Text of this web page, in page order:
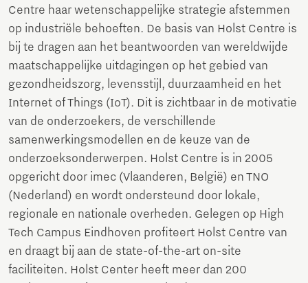
Centre haar wetenschappelijke strategie afstemmen
op industriële behoeften. De basis van Holst Centre is
bij te dragen aan het beantwoorden van wereldwijde
maatschappelijke uitdagingen op het gebied van
gezondheidszorg, levensstijl, duurzaamheid en het
Internet of Things (IoT). Dit is zichtbaar in de motivatie
van de onderzoekers, de verschillende
samenwerkingsmodellen en de keuze van de
onderzoeksonderwerpen. Holst Centre is in 2005
opgericht door imec (Vlaanderen, België) en TNO
(Nederland) en wordt ondersteund door lokale,
regionale en nationale overheden. Gelegen op High
Tech Campus Eindhoven profiteert Holst Centre van
en draagt bij aan de state-of-the-art on-site
faciliteiten. Holst Center heeft meer dan 200